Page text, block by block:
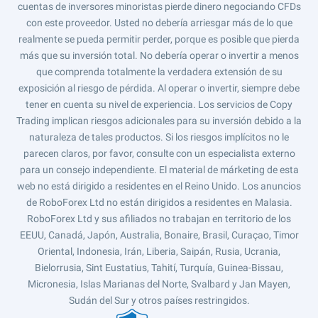
cuentas de inversores minoristas pierde dinero negociando CFDs
con este proveedor. Usted no debería arriesgar más de lo que
realmente se pueda permitir perder, porque es posible que pierda
más que su inversión total. No debería operar o invertir a menos
que comprenda totalmente la verdadera extensión de su
exposición al riesgo de pérdida. Al operar o invertir, siempre debe
tener en cuenta su nivel de experiencia. Los servicios de Copy
Trading implican riesgos adicionales para su inversión debido a la
naturaleza de tales productos. Si los riesgos implícitos no le
parecen claros, por favor, consulte con un especialista externo
para un consejo independiente. El material de márketing de esta
web no está dirigido a residentes en el Reino Unido. Los anuncios
de RoboForex Ltd no están dirigidos a residentes en Malasia.
RoboForex Ltd y sus afiliados no trabajan en territorio de los
EEUU, Canadá, Japón, Australia, Bonaire, Brasil, Curaçao, Timor
Oriental, Indonesia, Irán, Liberia, Saipán, Rusia, Ucrania,
Bielorrusia, Sint Eustatius, Tahití, Turquía, Guinea-Bissau,
Micronesia, Islas Marianas del Norte, Svalbard y Jan Mayen,
Sudán del Sur y otros países restringidos.